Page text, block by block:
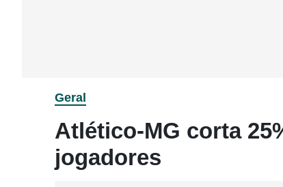
Geral
Atlético-MG corta
jogadores